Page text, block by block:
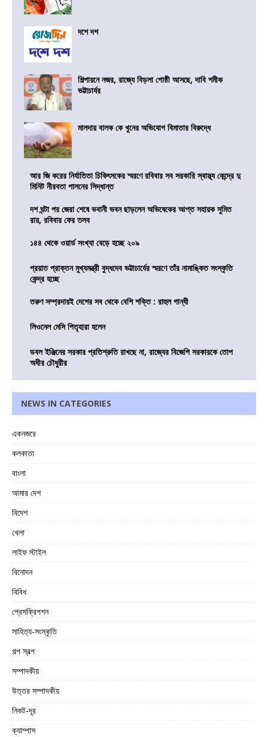
দশে দশ
শিল্পায়নে নজর, রাজ্যে বিড়লা গোষ্ঠী আসছে, দাবি শমীক
ভট্টাচার্যর
মালদায় বালক কে খুনের অভিযোগ বিমাতার বিরুদ্ধে
আর জি করের নির্যাতিতা চিকিৎসকের স্মরণে রবিবার সব সরকারি স্বাস্থ্য কেন্দ্রে দু
মিনিট নীরবতা পালনের সিদ্ধান্ত
দশ ঘন্টা পর জেরা শেষে ভবানী ভবন ছাড়লেন অভিষেকের আপ্ত সহায়ক সুমিত
রায়, রবিবার ফের তলব
১৪৪ থেকে ওয়ার্ড সংখ্যা বেড়ে হচ্ছে ২০৯
প্রয়াত প্রাক্তন মুখ্যমন্ত্রী বুদ্ধদেব ভট্টাচার্যের স্মরণে তাঁর নামাঙ্কিত সংস্কৃতি
কেন্দ্র হচ্ছে
তরুণ সম্প্রদায়ই দেশের সব থেকে বেশি শক্তি : রাহুল গান্ধী
লিওনেল মেসি পিতৃহারা হলেন
ডবল ইঞ্জিনের সরকার প্রতিশ্রুতি রাখছে না, রাজ্যের বিজেপি সরকারকে তোপ
অধীর চৌধুরীর
NEWS IN CATEGORIES
একনজরে
কলকাতা
বাংলা
আমার দেশ
বিদেশ
খেলা
লাইফ স্টাইল
বিনোদন
বিবিধ
প্রেসক্রিপশন
সাহিত্য-সংস্কৃতি
গল্প স্বল্প
সম্পাদকীয়
উত্তর সম্পাদকীয়
নিকট-দূর
ক্যাম্পাস